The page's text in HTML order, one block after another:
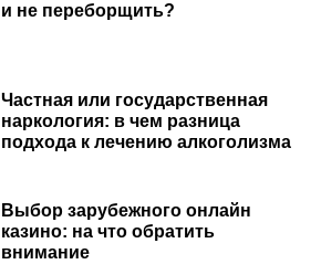
и не переборщить?
Частная или государственная
наркология: в чем разница
подхода к лечению алкоголизма
Выбор зарубежного онлайн
казино: на что обратить
внимание